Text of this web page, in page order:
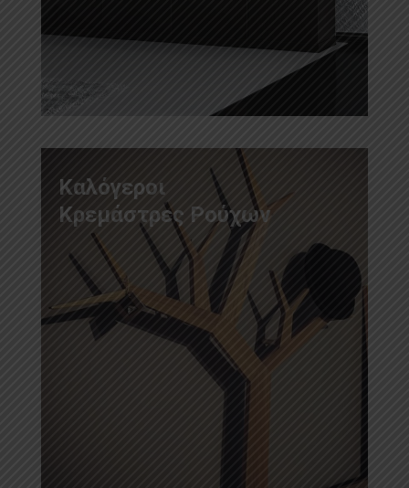
Καλόγεροι
Κρεμάστρες Ρούχων